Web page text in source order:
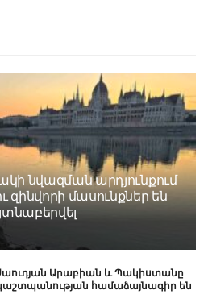
նվազման արդյունքում
զինվորի մասունքներ են
Արաբիան և Պակիստանը
համաձայնագիր են